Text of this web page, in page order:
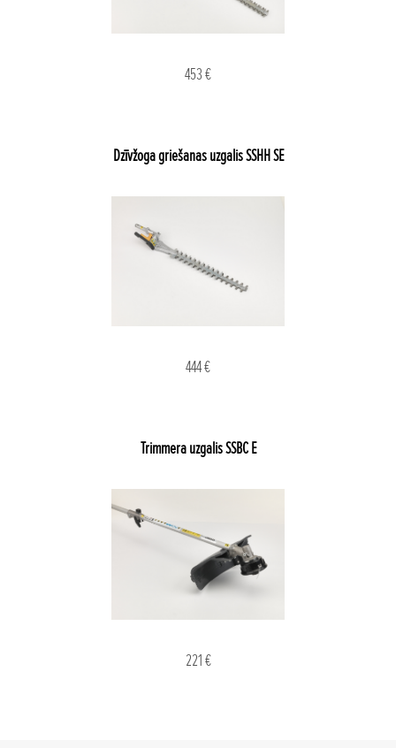
453 €
Dzīvžoga griešanas uzgalis SSHH SE
444 €
Trimmera uzgalis SSBC E
221 €